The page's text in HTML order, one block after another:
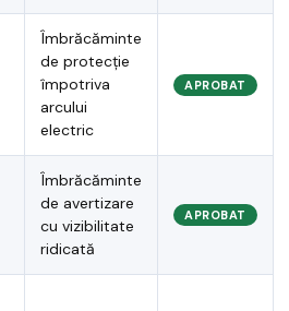
Îmbrăcăminte
de protecție
împotriva
arcului
electric
APROBAT
Îmbrăcăminte
de avertizare
cu vizibilitate
ridicată
APROBAT